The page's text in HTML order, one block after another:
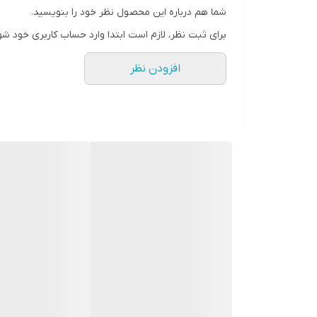
شما هم درباره این محصول نظر خود را بنویسید.
برای ثبت نظر، لازم است ابتدا وارد حساب کاربری خود
افزودن نظر